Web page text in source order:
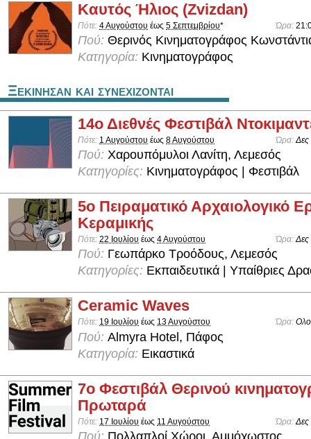
Καυτός Ήλιος (Zvizdan)
Πότε: 4 Αυγούστου έως 5 Σεπτεμβρίου* Ώρα:
Πού: Θερινός Κινηματογράφος
Κατηγορία: Κινηματογράφος
Ξεκινησαν και συνεχιζονται
14ο Διεθνές Φεστιβάλ
Πότε: 1 Αυγούστου έως 8 Αυγούστου Ώρα:Δες
Πού: Χαρουπόμυλοι Λανίτη, Λεμεσός
Κατηγορίες: Κινηματογράφος | Φεστιβάλ
5ο Πειραματικό Αρχαιολογικό
Κεραμικής
Πότε: 22 Ιουλίου έως 4 Αυγούστου Ώρα:Δες
Πού: Γεωπάρκο Τροόδους, Λεμεσός
Κατηγορίες: Εκπαιδευτικά | Υπαίθριες
Ceramic Waves
Πότε: 19 Ιουλίου έως 13 Αυγούστου Ώρα:
Πού: Almyra Hotel, Πάφος
Κατηγορία: Εικαστικά
7ο Φεστιβάλ Θερινού
Πρωταρά
Πότε: 17 Ιουλίου έως 11 Αυγούστου Ώρα: Δες
Πού: Πολλαπλοί Χώροι, Αμμόχωστος